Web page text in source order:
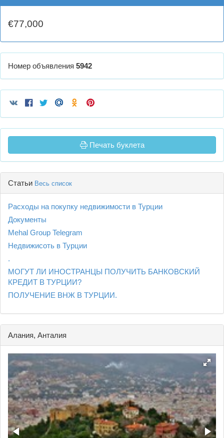
€77,000
Номер объявления 5942
Печать буклета
Статьи Весь список
Расходы на покупку недвижимости в Турции
Документы
Mehal Group Telegram
Недвижисоть в Турции
.
МОГУТ ЛИ ИНОСТРАНЦЫ ПОЛУЧИТЬ БАНКОВСКИЙ
КРЕДИТ В ТУРЦИИ?
ПОЛУЧЕНИЕ ВНЖ В ТУРЦИИ.
Алания, Анталия